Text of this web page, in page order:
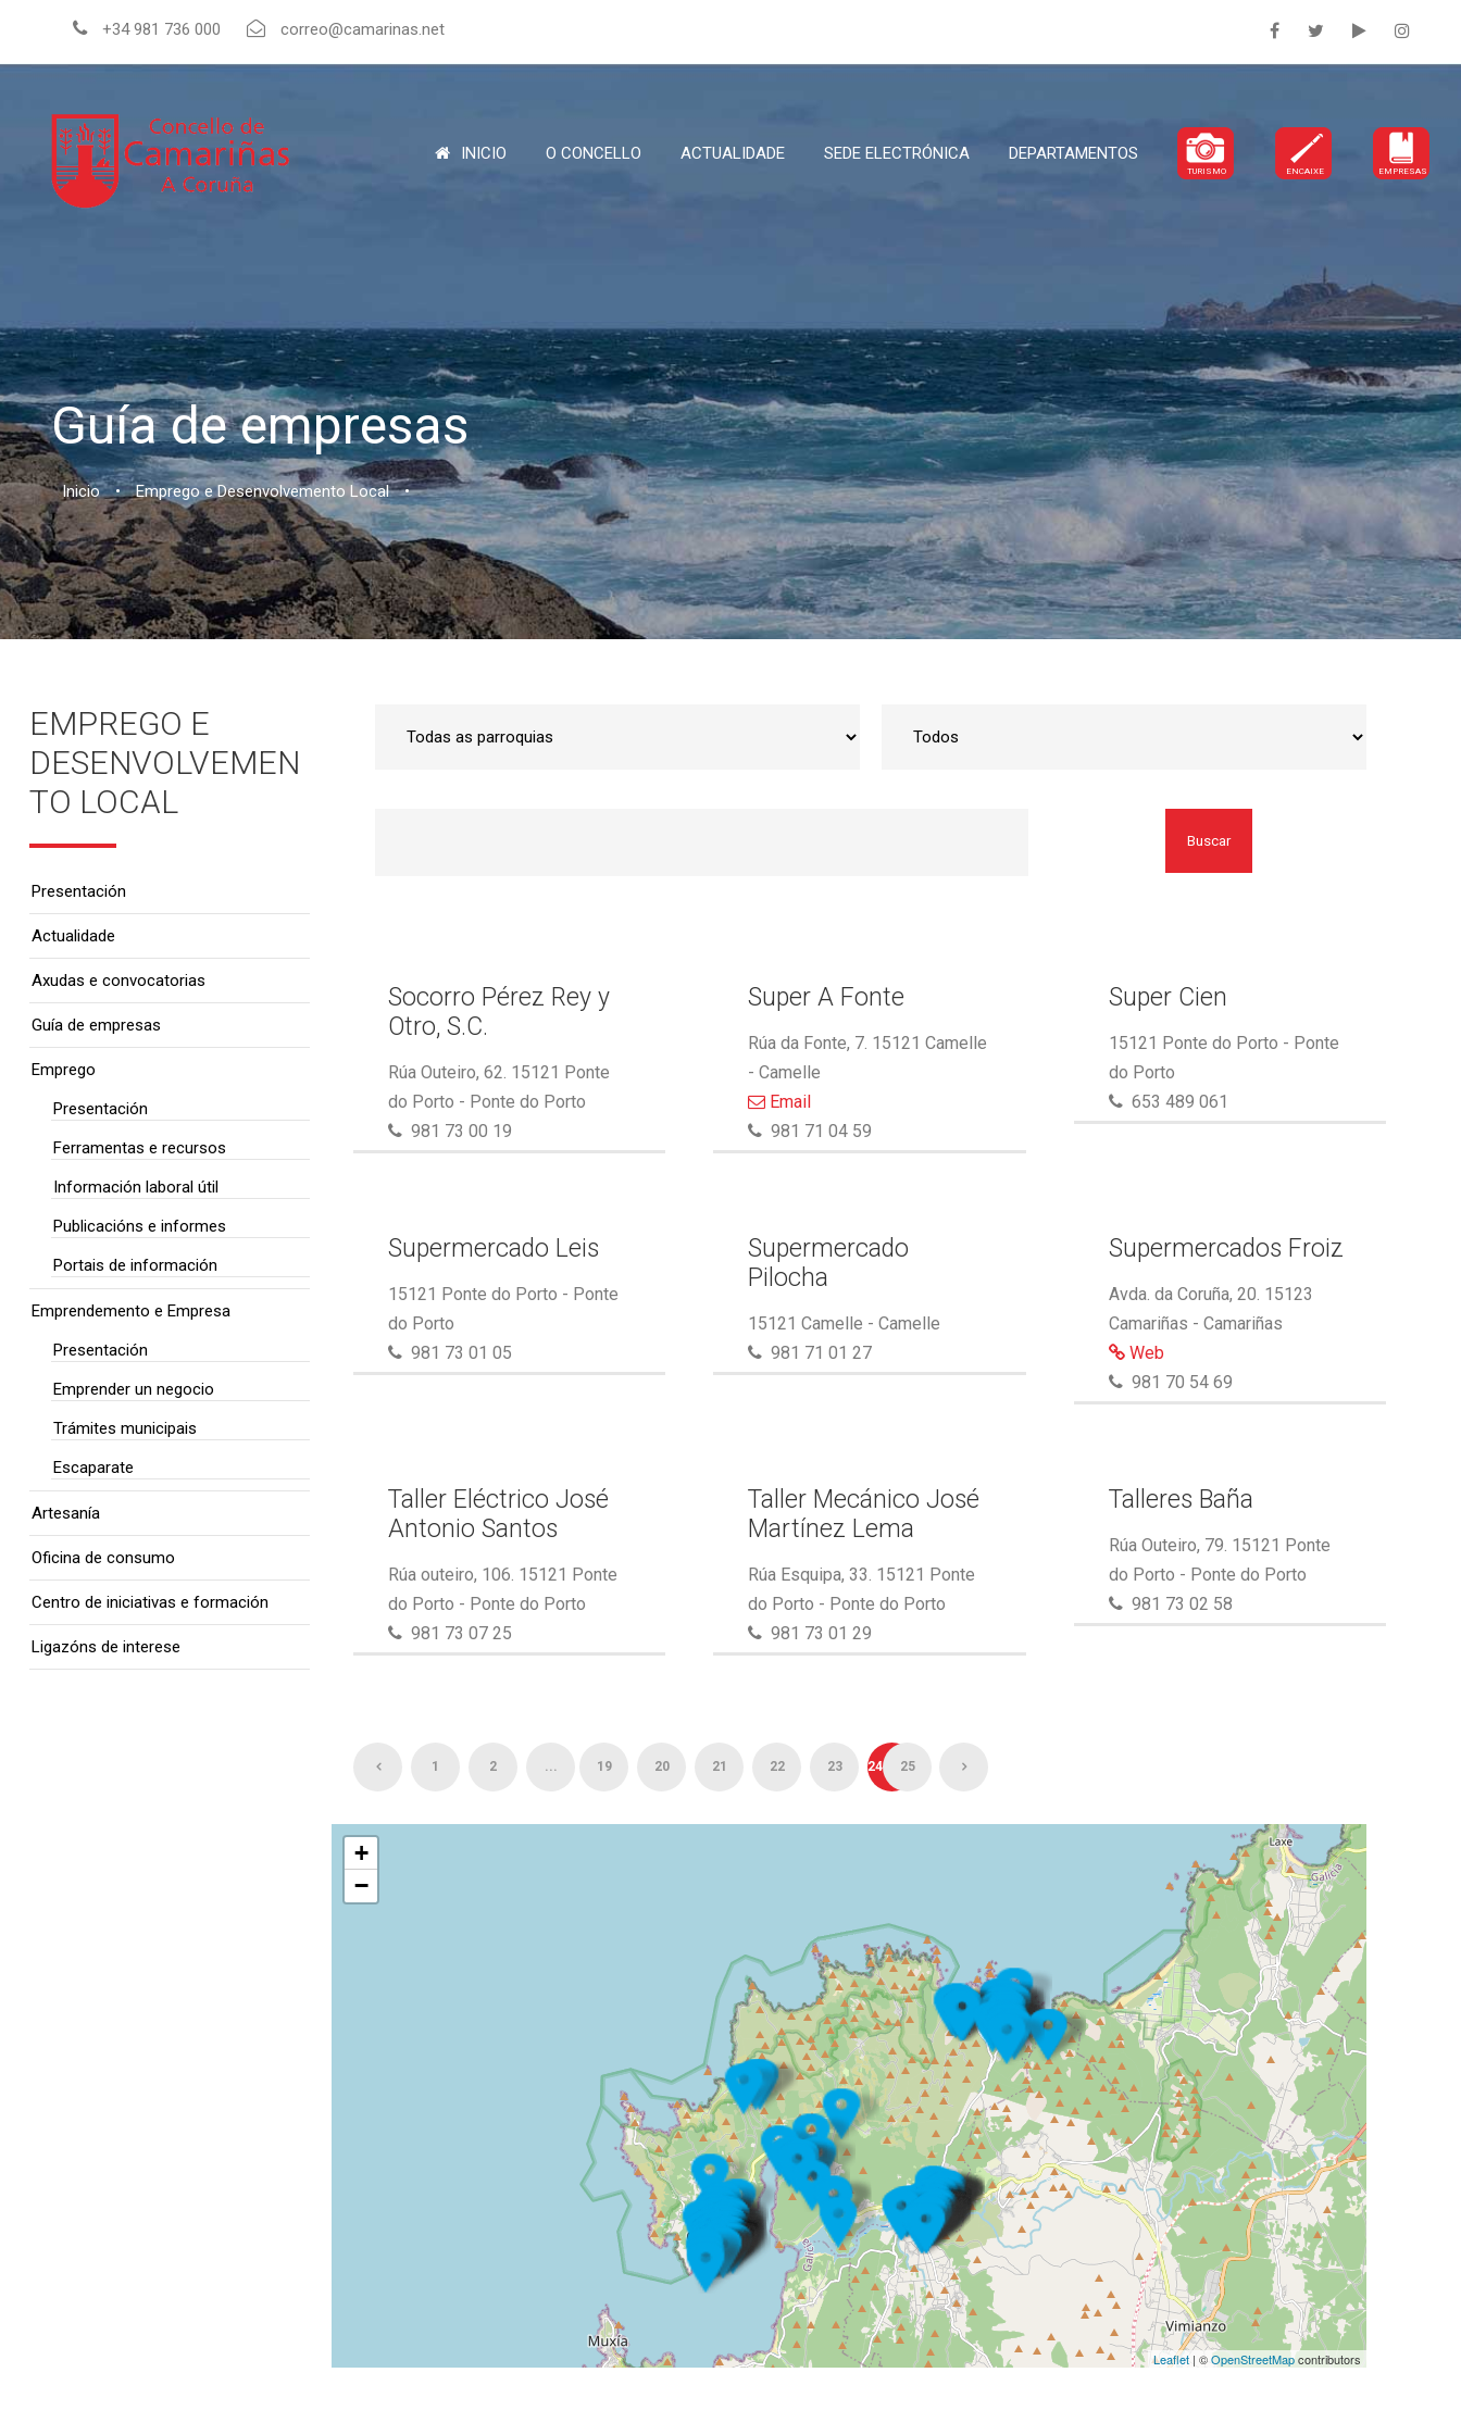
+34 981 736 000 correo@camarinas.net
INICIO O CONCELLO ACTUALIDADE SEDE ELECTRÓNICA DEPARTAMENTOS
TURISMO ENCAIXE EMPRESAS
Guía de empresas
Inicio • Emprego e Desenvolvemento Local •
Buscar
Socorro Pérez Rey y
Otro, S.C.
Rúa Outeiro, 62. 15121 Ponte
do Porto - Ponte do Porto
981 73 00 19
Super A Fonte
Rúa da Fonte, 7. 15121 Camelle
- Camelle
Email
981 71 04 59
Super Cien
15121 Ponte do Porto - Ponte
do Porto
653 489 061
Supermercado Leis
15121 Ponte do Porto - Ponte
do Porto
981 73 01 05
Supermercado
Pilocha
15121 Camelle - Camelle
981 71 01 27
Supermercados Froiz
Avda. da Coruña, 20. 15123
Camariñas - Camariñas
Web
981 70 54 69
Taller Eléctrico José
Antonio Santos
Rúa outeiro, 106. 15121 Ponte
do Porto - Ponte do Porto
981 73 07 25
Taller Mecánico José
Martínez Lema
Rúa Esquipa, 33. 15121 Ponte
do Porto - Ponte do Porto
981 73 01 29
Talleres Baña
Rúa Outeiro, 79. 15121 Ponte
do Porto - Ponte do Porto
981 73 02 58
1 2 ... 19 20 21 22 23 24 25
+
−
Leaflet | ©OpenStreetMapcontributors
EMPREGO E
DESENVOLVEMEN
TO LOCAL
Presentación
Actualidade
Axudas e convocatorias
Guía de empresas
Emprego
Presentación
Ferramentas e recursos
Información laboral útil
Publicacións e informes
Portais de información
Emprendemento e Empresa
Presentación
Emprender un negocio
Trámites municipais
Escaparate
Artesanía
Oficina de consumo
Centro de iniciativas e formación
Ligazóns de interese